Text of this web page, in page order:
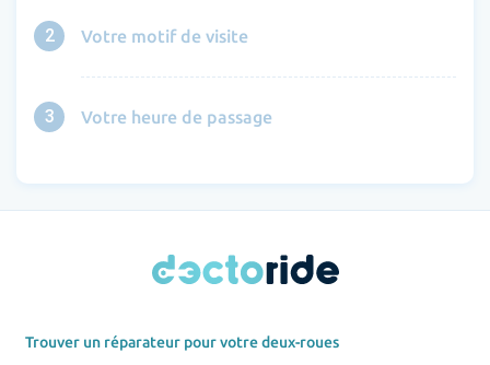
2 Votre motif de visite
3 Votre heure de passage
Trouver un réparateur pour votre deux-roues